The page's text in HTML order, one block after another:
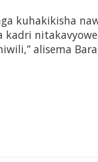
kuhakikisha
alisema